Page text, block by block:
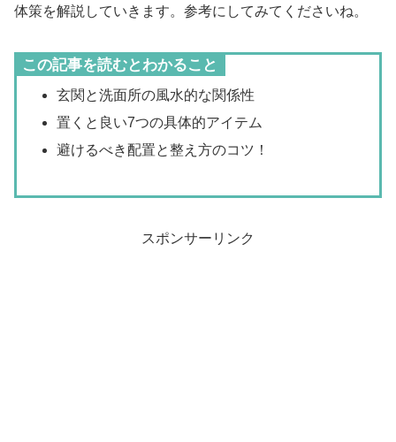
体策を解説していきます。参考にしてみてくださいね。
この記事を読むとわかること
玄関と洗面所の風水的な関係性
置くと良い7つの具体的アイテム
避けるべき配置と整え方のコツ！
スポンサーリンク